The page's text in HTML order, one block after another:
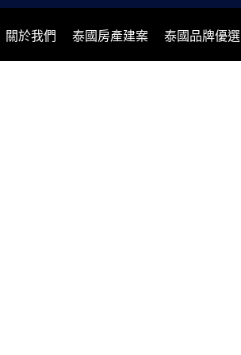
關於我們 泰國房產建案 泰國品牌優選